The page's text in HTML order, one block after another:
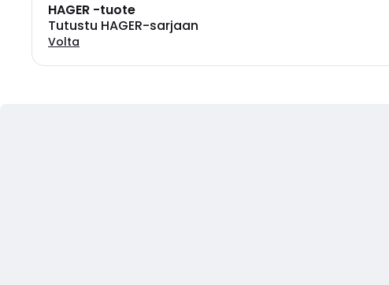
HAGER -tuote
Tutustu HAGER-sarjaan
Volta